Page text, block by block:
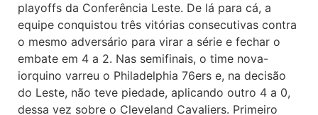
playoffs da Conferência Leste. De lá para cá, a
equipe conquistou três vitórias consecutivas contra
o mesmo adversário para virar a série e fechar o
embate em 4 a 2. Nas semifinais, o time nova-
iorquino varreu o Philadelphia 76ers e, na decisão
do Leste, não teve piedade, aplicando outro 4 a 0,
dessa vez sobre o Cleveland Cavaliers. Primeiro